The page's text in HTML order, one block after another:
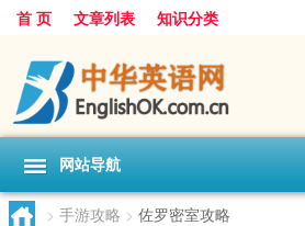
首 页 文章列表 知识分类
网站导航
> 手游攻略 > 佐罗密室攻略